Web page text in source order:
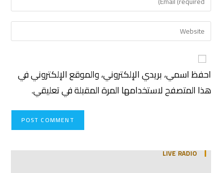
احفظ اسمي، بريدي الإلكتروني، والموقع الإلكتروني في
هذا المتصفح لاستخدامها المرة المقبلة في تعليقي.
LIVE RADIO